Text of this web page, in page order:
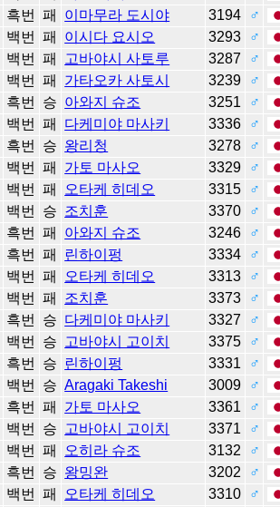
흑번 패 이마무라 도시야 3194
♂
백번 패 이시다 요시오 3293
♂
백번 패 고바야시 사토루 3287
♂
백번 패 가타오카 사토시 3239
♂
흑번 승 아와지 슈조 3251
♂
백번 패 다케미야 마사키 3336
♂
흑번 승 왕리청 3278
♂
백번 패 가토 마사오 3329
♂
백번 패 오타케 히데오 3315
♂
백번 승 조치훈 3370
♂
흑번 패 아와지 슈조 3246
♂
흑번 패 린하이펑 3334
♂
백번 패 오타케 히데오 3313
♂
백번 패 조치훈 3373
♂
흑번 승 다케미야 마사키 3327
♂
백번 승 고바야시 고이치 3375
♂
흑번 승 린하이펑 3331
♂
백번 승 Aragaki Takeshi 3009
♂
흑번 패 가토 마사오 3361
♂
백번 승 고바야시 고이치 3371
♂
백번 패 오히라 슈조 3132
♂
흑번 승 왕밍완 3202
♂
백번 패 오타케 히데오 3310
♂